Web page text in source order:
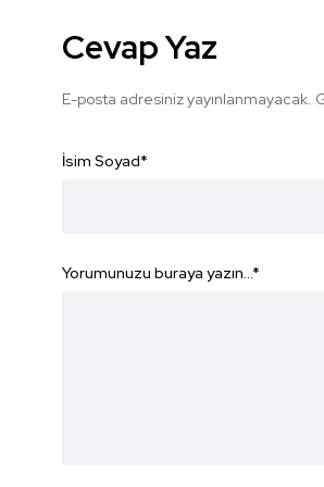
Cevap Yaz
E-posta adresiniz yayınlanmayacak.
İsim Soyad*
Yorumunuzu buraya yazın...*